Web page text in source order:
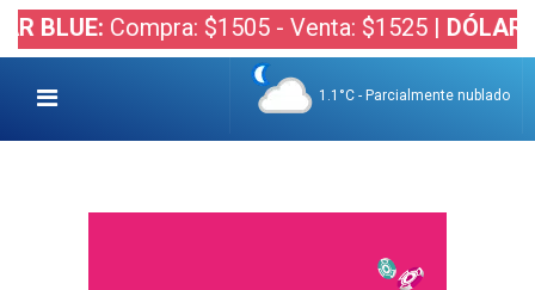
Compra: $1505 - Venta: $1525 | DÓLAR BOLSA:
1.1°C - Parcialmente nublado